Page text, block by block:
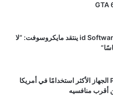
موظف في id Software ينتقد مايكروسوفت: “لا
استطلاع: PS5 الجهاز الأكثر استخدامًا في أمريكا
أقرب منافسيه